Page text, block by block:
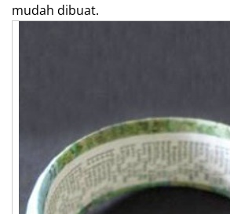
mudah dibuat.